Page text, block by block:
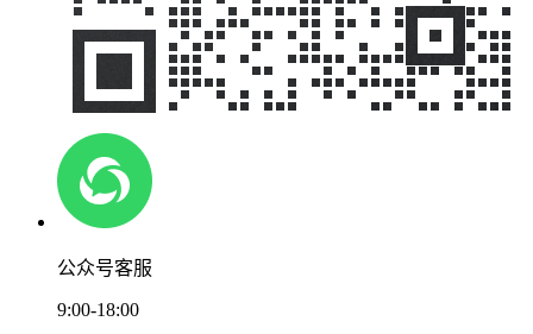
公众号客服
9:00-18:00